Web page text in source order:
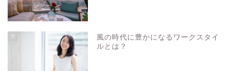
11
風の時代に豊かになるワークスタイ
ルとは？